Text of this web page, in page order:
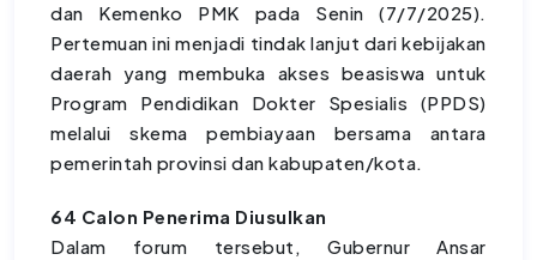
dan Kemenko PMK pada Senin (7/7/2025).
Pertemuan ini menjadi tindak lanjut dari kebijakan
daerah yang membuka akses beasiswa untuk
Program Pendidikan Dokter Spesialis (PPDS)
melalui skema pembiayaan bersama antara
pemerintah provinsi dan kabupaten/kota.
64 Calon Penerima Diusulkan
Dalam forum tersebut, Gubernur Ansar